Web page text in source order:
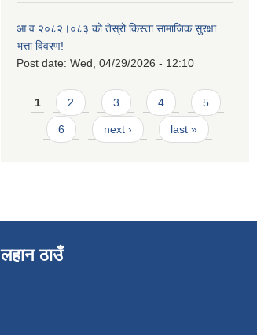
आ.व.२०८२।०८३ को तेस्रो किस्ता सामाजिक सुरक्षा
भत्ता विवरण!
Post date: Wed, 04/29/2026 - 12:10
Pages
1 2 3 4 5
6 next › last »
लहान ठाउँ